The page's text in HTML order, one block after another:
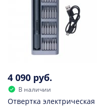
4 090 руб.
В наличии
Отвертка электрическая